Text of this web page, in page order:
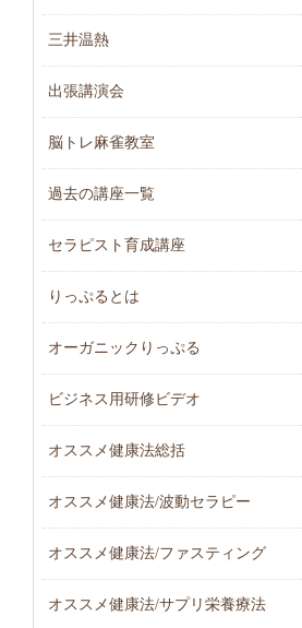
三井温熱
出張講演会
脳トレ麻雀教室
過去の講座一覧
セラピスト育成講座
りっぷるとは
オーガニックりっぷる
ビジネス用研修ビデオ
オススメ健康法総括
オススメ健康法/波動セラピー
オススメ健康法/ファスティング
オススメ健康法/サプリ栄養療法